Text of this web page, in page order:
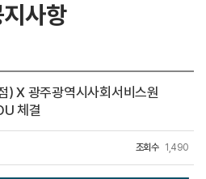
사항
) X 광주광역시사회서비스원
체결
조회수 1,490